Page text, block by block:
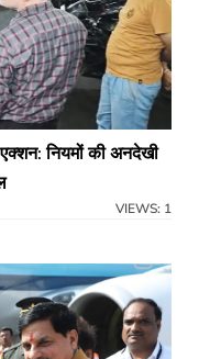
नियमों की अनदेखी
VIEWS: 1